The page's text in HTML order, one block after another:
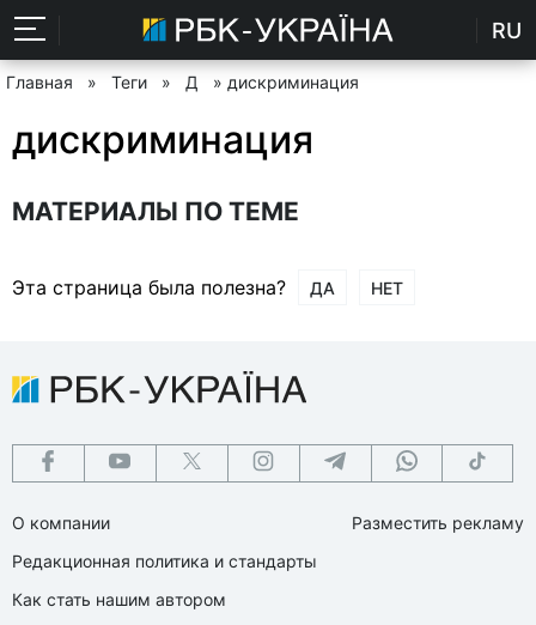
RU
Главная » Теги » Д » дискриминация
дискриминация
МАТЕРИАЛЫ ПО ТЕМЕ
Эта страница была полезна? ДА НЕТ
О компании
Редакционная политика и стандарты
Как стать нашим автором
Разместить рекламу